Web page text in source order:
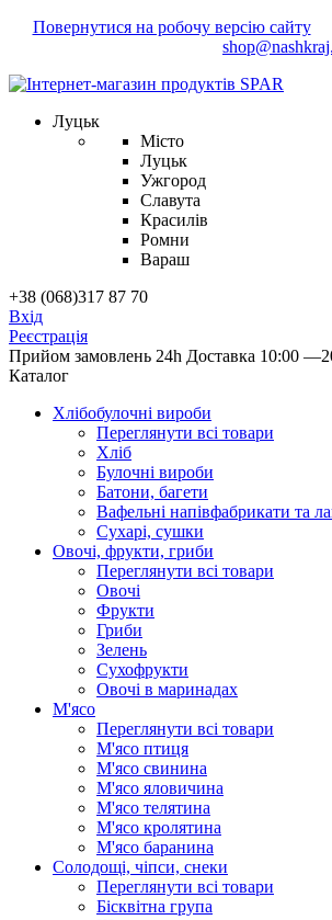
Повернутися на робочу версію сайту
Луцьк
Місто
Луцьк
Ужгород
Славута
Красилів
Ромни
Вараш
+38 (068)317 87 70
Вхід
Реєстрація
Прийом замовлень 24h Доставка 10:00
Каталог
Хлібобулочні вироби
Переглянути всі товари
Хліб
Булочні вироби
Батони, багети
Вафельні напівфабрикати та
Сухарі, сушки
Овочі, фрукти, гриби
Переглянути всі товари
Овочі
Фрукти
Гриби
Зелень
Сухофрукти
Овочі в маринадах
М'ясо
Переглянути всі товари
М'ясо птиця
М'ясо свинина
М'ясо яловичина
М'ясо телятина
М'ясо кролятина
М'ясо баранина
Солодощі, чіпси, снеки
Переглянути всі товари
Бісквітна група